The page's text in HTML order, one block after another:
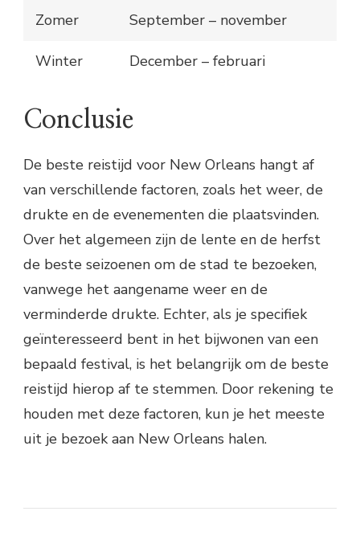
Zomer September – november
Winter December – februari
Conclusie
De beste reistijd voor New Orleans hangt af
van verschillende factoren, zoals het weer, de
drukte en de evenementen die plaatsvinden.
Over het algemeen zijn de lente en de herfst
de beste seizoenen om de stad te bezoeken,
vanwege het aangename weer en de
verminderde drukte. Echter, als je specifiek
geïnteresseerd bent in het bijwonen van een
bepaald festival, is het belangrijk om de beste
reistijd hierop af te stemmen. Door rekening te
houden met deze factoren, kun je het meeste
uit je bezoek aan New Orleans halen.